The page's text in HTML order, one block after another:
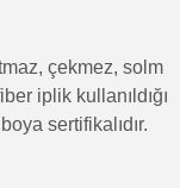
çekmez, solm
iplik kullanıldığı
sertifikalıdır.